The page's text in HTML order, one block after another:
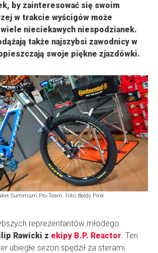
by zainteresować się swoim
w trakcie wyścigów może
nieciekawych niespodzianek.
także najszybsi zawodnicy w
swoje piękne zjazdówki.
Summum Pro Team. Foto: Baldy Pink
reprezentantów młodego
Rawicki z ekipy B.P. Reactor . Ten
ubiegłe sezon spędził za sterami